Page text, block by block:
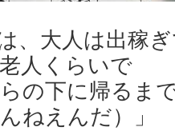
、大人は出稼
人くらいで
の下に帰るま
ねえんだ）」